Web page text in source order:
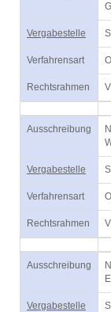
Vergabestelle
Verfahrensart
Rechtsrahmen
Ausschreibung
Vergabestelle
Verfahrensart
Rechtsrahmen
Ausschreibung
Vergabestelle